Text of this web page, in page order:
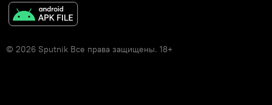
© 2026 Sputnik Все права защищены. 18+